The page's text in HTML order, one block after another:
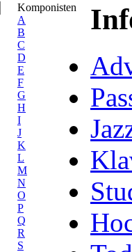
Komponisten
A
B
C
D
E
F
G
H
I
J
K
L
M
N
O
P
Q
R
S